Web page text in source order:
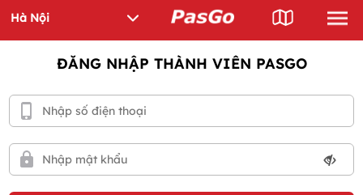
ĐĂNG NHẬP THÀNH VIÊN PASGO